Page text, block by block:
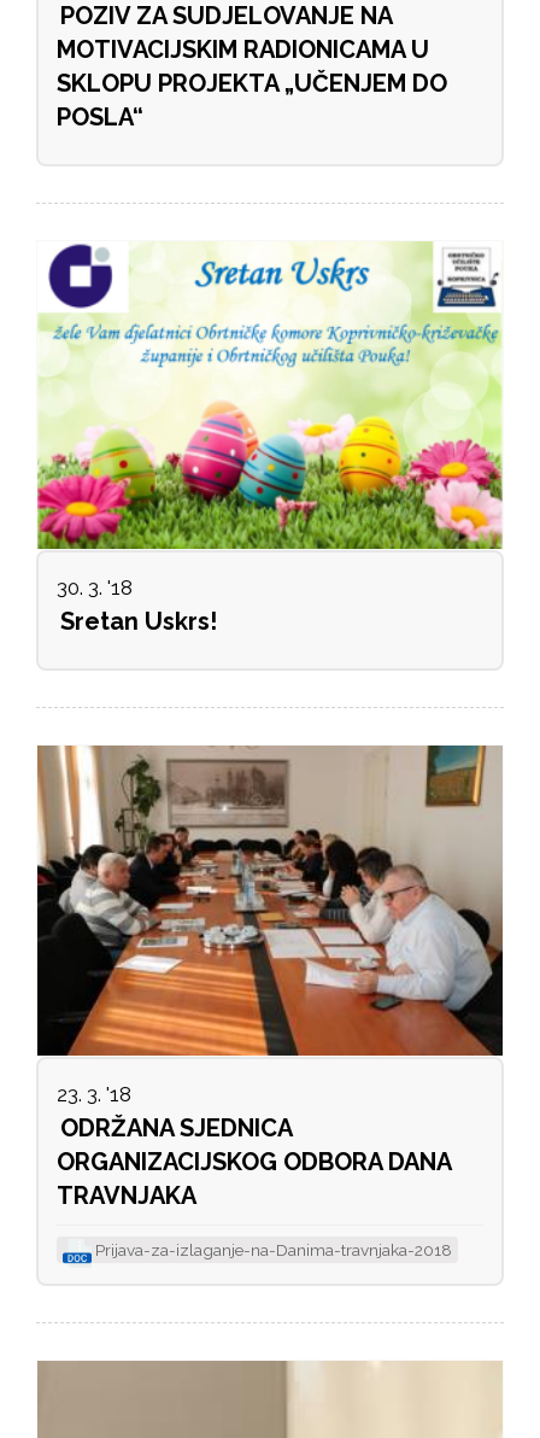
POZIV ZA SUDJELOVANJE NA
MOTIVACIJSKIM RADIONICAMA U
SKLOPU PROJEKTA „UČENJEM DO
POSLA“
30. 3. '18
Sretan Uskrs!
23. 3. '18
ODRŽANA SJEDNICA
ORGANIZACIJSKOG ODBORA DANA
TRAVNJAKA
Prijava-za-izlaganje-na-Danima-travnjaka-2018